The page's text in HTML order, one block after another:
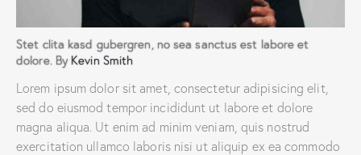
Stet clita kasd gubergren, no sea sanctus est labore et
dolore. ByKevin Smith
Lorem ipsum dolor sit amet, consectetur adipisicing elit,
sed do eiusmod tempor incididunt ut labore et dolore
magna aliqua. Ut enim ad minim veniam, quis nostrud
exercitation ullamco laboris nisi ut aliquip ex ea commodo